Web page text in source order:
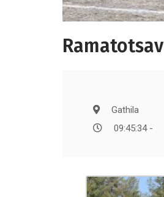
Ramatotsav
Gathila
09:45:34 -